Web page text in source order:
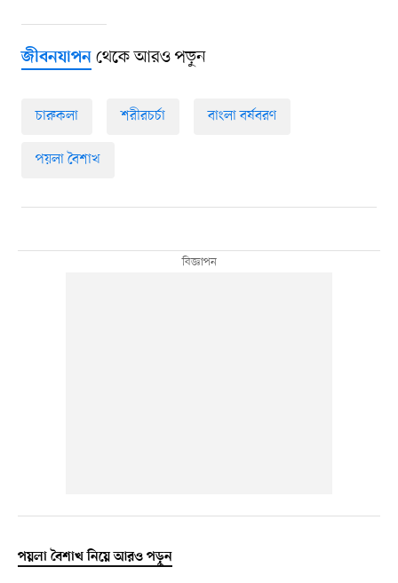
জীবনযাপনথেকে আরও পড়ুন
চারুকলা শরীরচর্চা বাংলা বর্ষবরণ
পয়লা বৈশাখ
পয়লা বৈশাখ নিয়ে আরও পড়ুন